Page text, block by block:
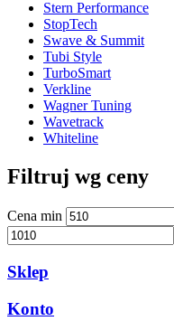
Stern Performance
StopTech
Swave & Summit
Tubi Style
TurboSmart
Verkline
Wagner Tuning
Wavetrack
Whiteline
Filtruj wg ceny
Cena min
Sklep
Konto